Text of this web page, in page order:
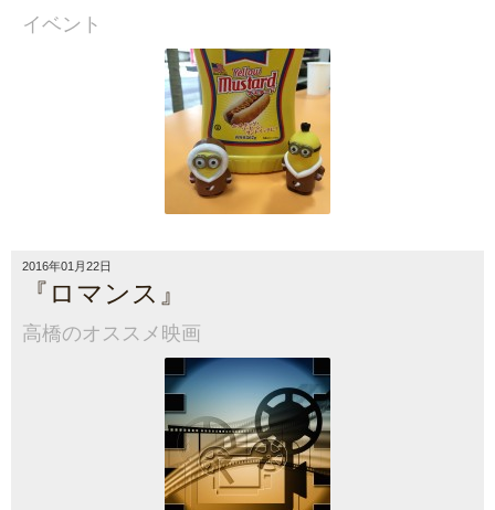
イベント
2016年01月22日
『ロマンス』
高橋のオススメ映画